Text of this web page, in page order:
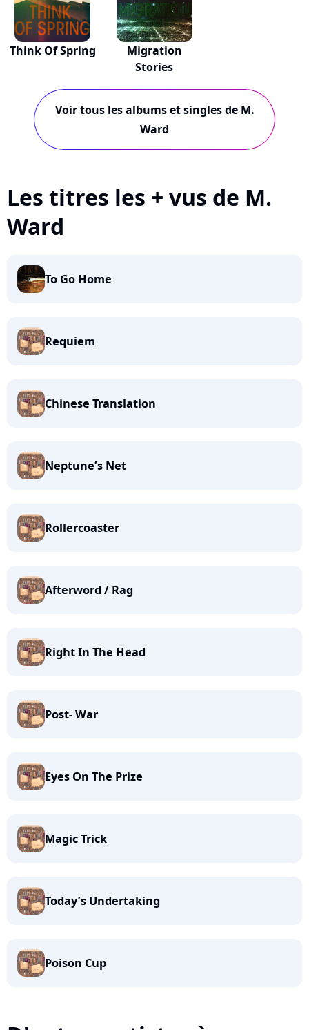
Think Of Spring
Migration
Stories
Voir tous les albums et singles de M.
Ward
Les titres les + vus de M.
Ward
To Go Home
Requiem
Chinese Translation
Neptune’s Net
Rollercoaster
Afterword / Rag
Right In The Head
Post- War
Eyes On The Prize
Magic Trick
Today’s Undertaking
Poison Cup